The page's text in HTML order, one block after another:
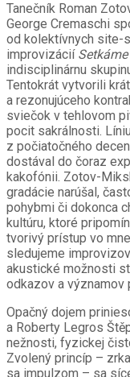
Tanečník Roman
George Cremaschi
od kolektívnych site-
improvizácií
indisciplinárnu
Tentokrát vytvorili
a rezonujúceho
sviečok v tehlovom
pocit sakrálnosti.
z počiatočného
dostával do čoraz
kakofónii. Zotov-
gradácie narúšal,
pohybmi či dokonca
kultúru, ktoré
tvorivý prístup vo
sledujeme
akustické možnosti
odkazov a významov
Opačný dojem
a Roberty Legros
nežnosti, fyzickej
Zvolený princíp –
sa impulzom – sa